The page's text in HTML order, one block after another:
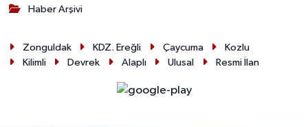
Haber Arşivi
Zonguldak KDZ. Ereğli Çaycuma
Kozlu
Kilimli
Devrek Alaplı Ulusal Resmi İlan